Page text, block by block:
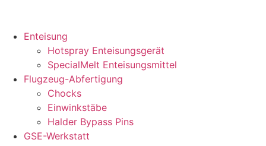
Enteisung
Hotspray Enteisungsgerät
SpecialMelt Enteisungsmittel
Flugzeug-Abfertigung
Chocks
Einwinkstäbe
Halder Bypass Pins
GSE-Werkstatt